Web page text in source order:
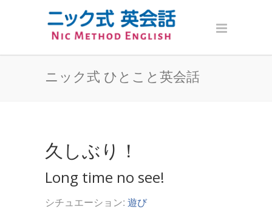
ニック式 ひとこと英会話
久しぶり！
Long time no see!
シチュエーション: 遊び